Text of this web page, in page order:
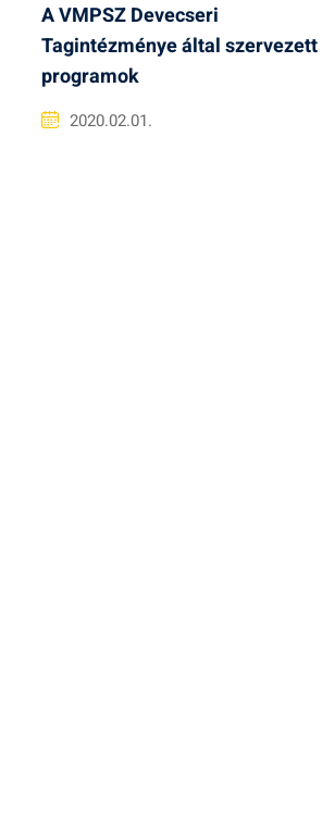
A VMPSZ Devecseri
Tagintézménye által szervezett
programok
2020.02.01.